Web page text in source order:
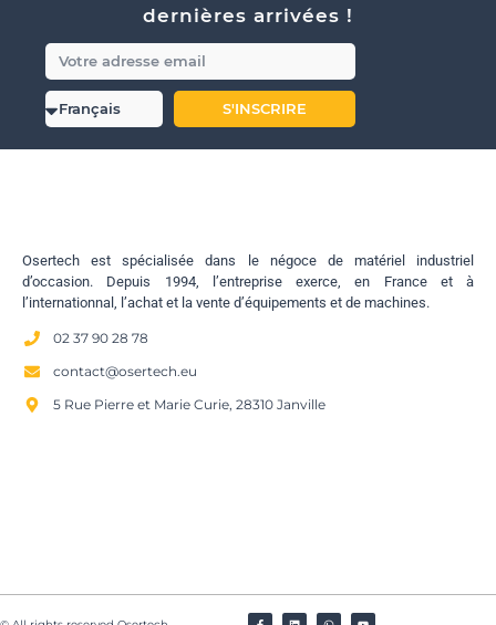
dernières arrivées !
S'INSCRIRE
Osertech est spécialisée dans le négoce de matériel industriel
d’occasion. Depuis 1994, l’entreprise exerce, en France et à
l’internationnal, l’achat et la vente d’équipements et de machines.
02 37 90 28 78
contact@osertech.eu
5 Rue Pierre et Marie Curie, 28310 Janville